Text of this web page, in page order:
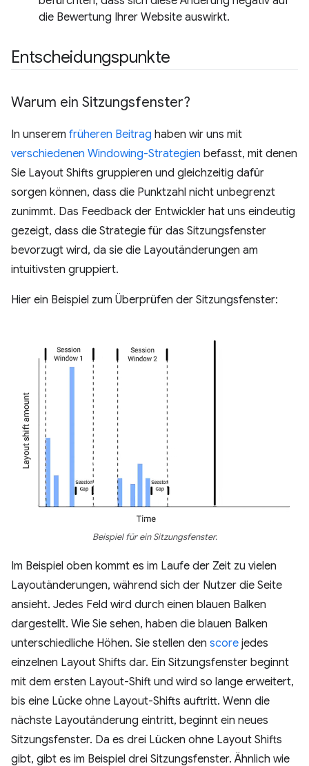
die Bewertung Ihrer Website auswirkt.
Entscheidungspunkte
Warum ein Sitzungsfenster?
In unserem früheren Beitrag haben wir uns mit
verschiedenen Windowing-Strategien befasst, mit denen
Sie Layout Shifts gruppieren und gleichzeitig dafür
sorgen können, dass die Punktzahl nicht unbegrenzt
zunimmt. Das Feedback der Entwickler hat uns eindeutig
gezeigt, dass die Strategie für das Sitzungsfenster
bevorzugt wird, da sie die Layoutänderungen am
intuitivsten gruppiert.
Hier ein Beispiel zum Überprüfen der Sitzungsfenster:
Beispiel für ein Sitzungsfenster.
Im Beispiel oben kommt es im Laufe der Zeit zu vielen
Layoutänderungen, während sich der Nutzer die Seite
ansieht. Jedes Feld wird durch einen blauen Balken
dargestellt. Wie Sie sehen, haben die blauen Balken
unterschiedliche Höhen. Sie stellen den score jedes
einzelnen Layout Shifts dar. Ein Sitzungsfenster beginnt
mit dem ersten Layout-Shift und wird so lange erweitert,
bis eine Lücke ohne Layout-Shifts auftritt. Wenn die
nächste Layoutänderung eintritt, beginnt ein neues
Sitzungsfenster. Da es drei Lücken ohne Layout Shifts
gibt, gibt es im Beispiel drei Sitzungsfenster. Ähnlich wie